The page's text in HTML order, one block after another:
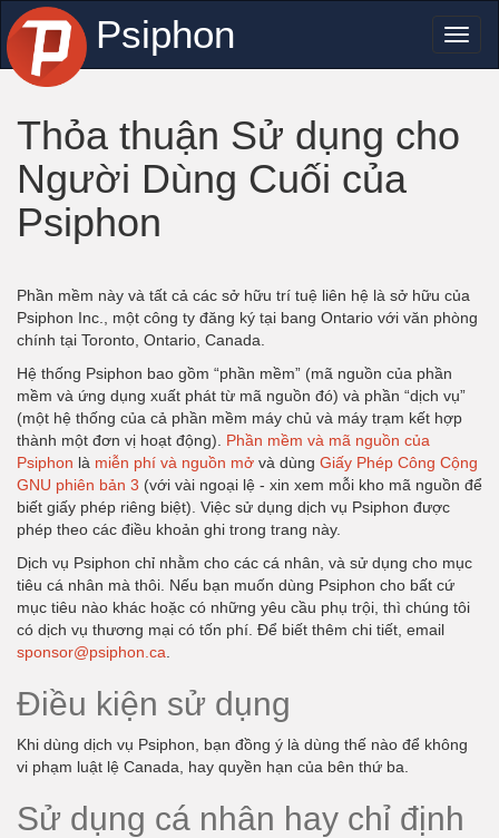
Psiphon
Thỏa thuận Sử dụng cho
Người Dùng Cuối của
Psiphon
Phần mềm này và tất cả các sở hữu trí tuệ liên hệ là sở hữu của
Psiphon Inc., một công ty đăng ký tại bang Ontario với văn phòng
chính tại Toronto, Ontario, Canada.
Hệ thống Psiphon bao gồm “phần mềm” (mã nguồn của phần
mềm và ứng dụng xuất phát từ mã nguồn đó) và phần “dịch vụ”
(một hệ thống của cả phần mềm máy chủ và máy trạm kết hợp
thành một đơn vị hoạt động). Phần mềm và mã nguồn của
Psiphon là miễn phí và nguồn mở và dùng Giấy Phép Công Cộng
GNU phiên bản 3 (với vài ngoại lệ - xin xem mỗi kho mã nguồn để
biết giấy phép riêng biệt). Việc sử dụng dịch vụ Psiphon được
phép theo các điều khoản ghi trong trang này.
Dịch vụ Psiphon chỉ nhằm cho các cá nhân, và sử dụng cho mục
tiêu cá nhân mà thôi. Nếu bạn muốn dùng Psiphon cho bất cứ
mục tiêu nào khác hoặc có những yêu cầu phụ trội, thì chúng tôi
có dịch vụ thương mại có tốn phí. Để biết thêm chi tiết, email
sponsor@psiphon.ca
Điều kiện sử dụng
Khi dùng dịch vụ Psiphon, bạn đồng ý là dùng thế nào để không
vi phạm luật lệ Canada, hay quyền hạn của bên thứ ba.
Sử dụng cá nhân hay chỉ định